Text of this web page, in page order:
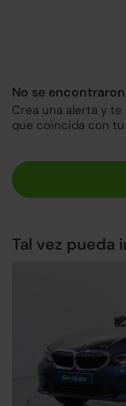
No se
Crea una alerta y
que coincida con tu
Tal vez pueda